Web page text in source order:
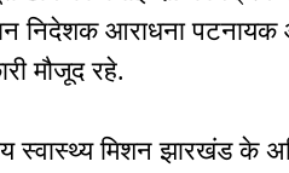
निदेशक आराधना पटनायक
मौजूद रहे.
स्वास्थ्य मिशन झारखंड के